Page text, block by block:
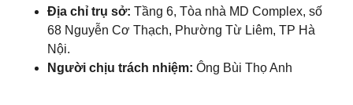
Địa chỉ trụ sở: Tầng 6, Tòa nhà MD Complex, số
68 Nguyễn Cơ Thạch, Phường Từ Liêm, TP Hà
Nội.
Người chịu trách nhiệm: Ông Bùi Thọ Anh